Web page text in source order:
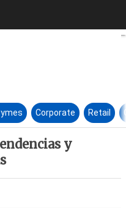
adelanta las
Corporate Retail
y